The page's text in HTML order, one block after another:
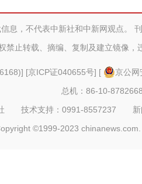
息，不代表中新社和中新网观点。
禁止转载、摘编、复制及建立镜像，
] [京ICP证040655号] [
京公
总机：86-10-
社 技术支持：0991-8557237
©1999-2023